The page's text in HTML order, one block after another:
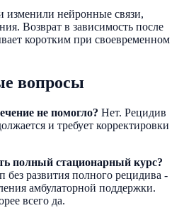
изменили нейронные связи,
Возврат в зависимость после
коротким при своевременном
вопросы
не помогло? Нет. Рецидив
и требует корректировки
полный стационарный курс?
без развития полного рецидива -
амбулаторной поддержки.
всего да.